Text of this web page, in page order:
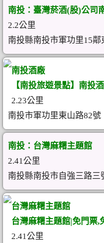
南投：臺灣菸酒(股)公司
2.2公里
南投縣南投市軍功里15鄰
南投酒廠
【南投旅遊景點】南投
2.23公里
南投市軍功里東山路82號
南投：台灣麻糬主題館
2.41公里
南投縣南投市自強三路三
台灣麻糬主題館
台灣麻糬主題館|免門票,
2.41公里